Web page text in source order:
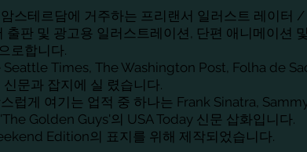
스테르담에 거주하는 프리랜서 일러스트 레이터
출판 및 광고용 일러스트레이션, 단편 애니메이션
로합니다.
Seattle Times, The Washington Post, Folha de
신문과 잡지에 실 렸습니다.
럽게 여기는 업적 중 하나는 Frank Sinatra,
Golden Guys'의 USA Today 신문 삽화입니다.
Edition의 표지를 위해 제작되었습니다.